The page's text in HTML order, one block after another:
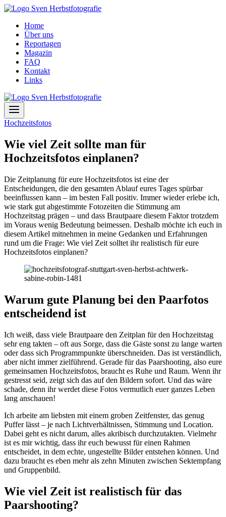
Zum
springenHome
Über uns
Reportagen
Magazin
FAQ
Kontakt
Links
Hochzeitsfotos
Wie viel Zeit sollte man für
Hochzeitsfotos einplanen?
Die Zeitplanung für eure Hochzeitsfotos ist eine der
Entscheidungen, die den gesamten Ablauf eures Tages spürbar
beeinflussen kann – im besten Fall positiv. Immer wieder erlebe ich,
wie stark gut abgestimmte Fotozeiten die Stimmung am
Hochzeitstag prägen – und dass Brautpaare diesem Faktor trotzdem
im Voraus wenig Bedeutung beimessen. Deshalb möchte ich euch in
diesem Artikel mitnehmen in meine Gedanken und Erfahrungen
rund um die Frage: Wie viel Zeit solltet ihr realistisch für eure
Hochzeitsfotos einplanen?
Warum gute Planung bei den Paarfotos
entscheidend ist
Ich weiß, dass viele Brautpaare den Zeitplan für den Hochzeitstag
sehr eng takten – oft aus Sorge, dass die Gäste sonst zu lange warten
oder dass sich Programmpunkte überschneiden. Das ist verständlich,
aber nicht immer zielführend. Gerade für das Paarshooting, also eure
gemeinsamen Hochzeitsfotos, braucht es Ruhe und Raum. Wenn ihr
gestresst seid, zeigt sich das auf den Bildern sofort. Und das wäre
schade, denn ihr werdet diese Fotos vermutlich euer ganzes Leben
lang anschauen!
Ich arbeite am liebsten mit einem groben Zeitfenster, das genug
Puffer lässt – je nach Lichtverhältnissen, Stimmung und Location.
Dabei geht es nicht darum, alles akribisch durchzutakten. Vielmehr
ist es mir wichtig, dass ihr euch bewusst für einen Rahmen
entscheidet, in dem echte, ungestellte Bilder entstehen können. Und
dazu braucht es eben mehr als zehn Minuten zwischen Sektempfang
und Gruppenbild.
Wie viel Zeit ist realistisch für das
Paarshooting?